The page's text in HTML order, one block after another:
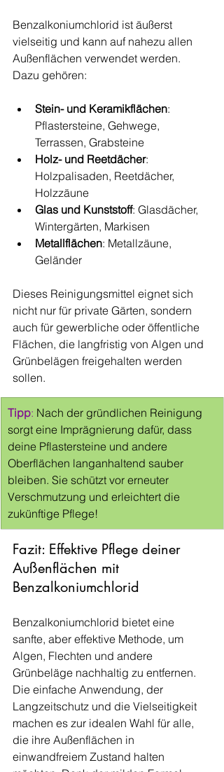
Benzalkoniumchlorid ist äußerst
vielseitig und kann auf nahezu allen
Außenflächen verwendet werden.
Dazu gehören:
Stein- und Keramikflächen:
Pflastersteine, Gehwege,
Terrassen, Grabsteine
Holz- und Reetdächer:
Holzpalisaden, Reetdächer,
Holzzäune
Glas und Kunststoff: Glasdächer,
Wintergärten, Markisen
Metallflächen: Metallzäune,
Geländer
Dieses Reinigungsmittel eignet sich
nicht nur für private Gärten, sondern
auch für gewerbliche oder öffentliche
Flächen, die langfristig von Algen und
Grünbelägen freigehalten werden
sollen.
Tipp: Nach der gründlichen Reinigung
sorgt eine Imprägnierung dafür, dass
deine Pflastersteine und andere
Oberflächen langanhaltend sauber
bleiben. Sie schützt vor erneuter
Verschmutzung und erleichtert die
zukünftige Pflege!
Fazit: Effektive Pflege deiner
Außenflächen mit
Benzalkoniumchlorid
Benzalkoniumchlorid bietet eine
sanfte, aber effektive Methode, um
Algen, Flechten und andere
Grünbeläge nachhaltig zu entfernen.
Die einfache Anwendung, der
Langzeitschutz und die Vielseitigkeit
machen es zur idealen Wahl für alle,
die ihre Außenflächen in
einwandfreiem Zustand halten